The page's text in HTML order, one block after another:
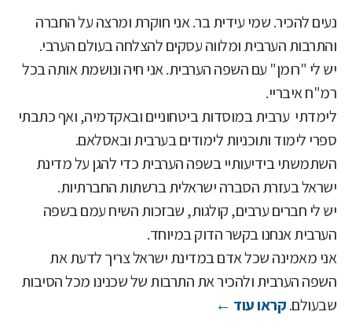
נעים להכיר. שמי עידית בר. אני חוקרת ומרצה על החברה
והתרבות הערבית ומלווה עסקים להצלחה בעולם הערבי.
יש לי "רומן" עם השפה הערבית. אני חיה ונושמת אותה בכל
רמ"ח איבריי.
לימדתי ערבית במוסדות ביטחוניים ובאקדמיה, ואף כתבתי
ספרי לימוד ותוכניות לימודים בערבית ובאסלאם.
השתמשתי בידיעותיי בשפה הערבית כדי להגן על מדינת
ישראל בעזרת הסברה ישראלית ברשתות החברתיות.
יש לי חברים ערבים, קולגות, שבזכות השיח עמם בשפה
הערבית אנחנו בקשר הדוק במיוחד.
אני מאמינה שכל אדם במדינת ישראל צריך לדעת את
השפה הערבית ולהכיר את התרבות של שכנינו מכל הסיבות
שבעולם.קראו עוד ←